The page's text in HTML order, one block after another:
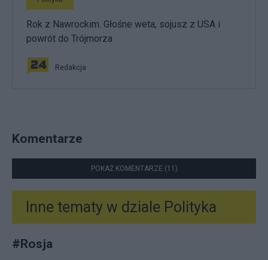
Rok z Nawrockim. Głośne weta, sojusz z USA i
powrót do Trójmorza
Redakcja
Komentarze
POKAŻ KOMENTARZE (11)
Inne tematy w dziale Polityka
#Rosja